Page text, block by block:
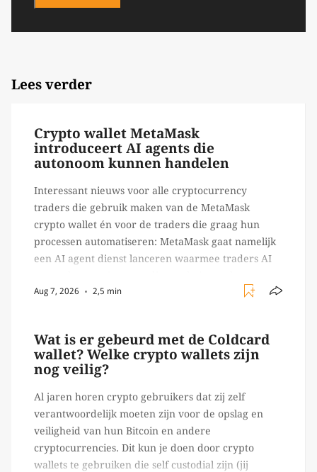
Lees verder
Crypto wallet MetaMask
introduceert AI agents die
autonoom kunnen handelen
Interessant nieuws voor alle cryptocurrency
traders die gebruik maken van de MetaMask
crypto wallet én voor de traders die graag hun
processen automatiseren: MetaMask gaat namelijk
een AI agent dienst lanceren waarmee traders AI
verrichten, zoals het daadwerkelijk uitvoeren van
Aug 7, 2026 2,5 min
Wat is er gebeurd met de Coldcard
wallet? Welke crypto wallets zijn
nog veilig?
Al jaren horen crypto gebruikers dat zij zelf
verantwoordelijk moeten zijn voor de opslag en
veiligheid van hun Bitcoin en andere
cryptocurrencies. Dit kun je doen door crypto
wallets te gebruiken die self custodial zijn (jij